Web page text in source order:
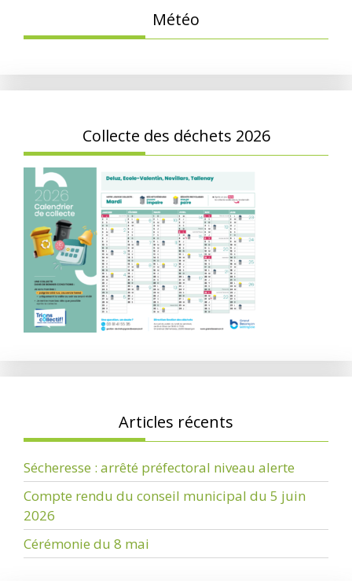
Météo
Collecte des déchets 2026
Articles récents
Sécheresse : arrêté préfectoral niveau alerte
Compte rendu du conseil municipal du 5 juin
2026
Cérémonie du 8 mai